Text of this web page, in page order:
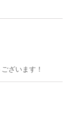
ざいます！